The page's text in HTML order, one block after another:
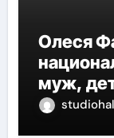
Олеся
муж,